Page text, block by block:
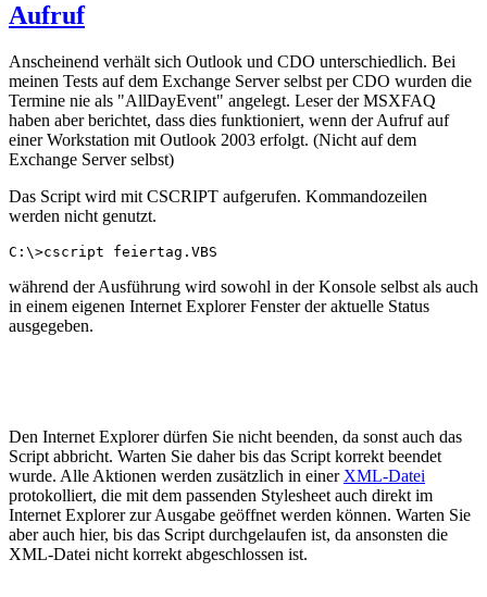
Aufruf
Anscheinend verhält sich Outlook und CDO unterschiedlich. Bei
meinen Tests auf dem Exchange Server selbst per CDO wurden die
Termine nie als "AllDayEvent" angelegt. Leser der MSXFAQ
haben aber berichtet, dass dies funktioniert, wenn der Aufruf auf
einer Workstation mit Outlook 2003 erfolgt. (Nicht auf dem
Exchange Server selbst)
Das Script wird mit CSCRIPT aufgerufen. Kommandozeilen
werden nicht genutzt.
C:\>cscript feiertag.VBS
während der Ausführung wird sowohl in der Konsole selbst als auch
in einem eigenen Internet Explorer Fenster der aktuelle Status
ausgegeben.
Den Internet Explorer dürfen Sie nicht beenden, da sonst auch das
Script abbricht. Warten Sie daher bis das Script korrekt beendet
wurde. Alle Aktionen werden zusätzlich in einer XML-Datei
protokolliert, die mit dem passenden Stylesheet auch direkt im
Internet Explorer zur Ausgabe geöffnet werden können. Warten Sie
aber auch hier, bis das Script durchgelaufen ist, da ansonsten die
XML-Datei nicht korrekt abgeschlossen ist.